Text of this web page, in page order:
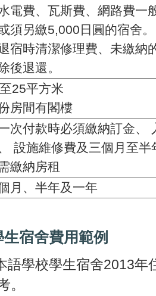
電費、瓦斯費、網路費一
須另繳5,000日圓的宿舍。
宿時清潔修理費、未繳納
後退還。
25平方米
房間有閣樓
次付款時必須繳納訂金、
設施維修費及三個月至
繳納房租
月、半年及一年
生宿舍費用範例
語學校學生宿舍2013年
。